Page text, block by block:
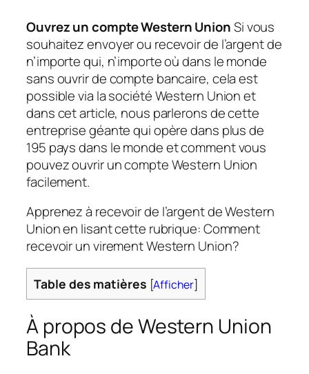
Ouvrez un compte Western UnionSi vous
souhaitez envoyer ou recevoir de l’argent de
n’importe qui, n’importe où dans le monde
sans ouvrir de compte bancaire, cela est
possible via la société Western Union et
dans cet article, nous parlerons de cette
entreprise géante qui opère dans plus de
195 pays dans le monde et comment vous
pouvez ouvrir un compte Western Union
facilement.
Apprenez à recevoir de l’argent de Western
Union en lisant cette rubrique: Comment
recevoir un virement Western Union?
Table des matières [Afficher]
À propos de Western Union
Bank